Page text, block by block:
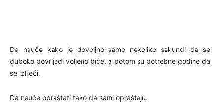
Da nauče kako je dovoljno samo nekoliko sekundi da se
duboko povrijedi voljeno biće, a potom su potrebne godine da
se izliječi.
Da nauče opraštati tako da sami opraštaju.